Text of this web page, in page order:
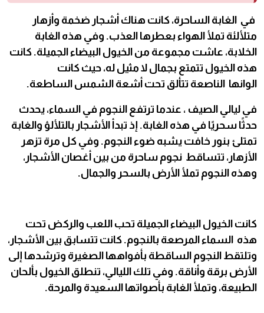
في الغابة الساحرة، كانت هناك أشجار ضخمة وأزهار
متلألئة تملأ الهواء بعطرها العذب. وفي هذه الغابة
الخلابة، عاشت مجموعة من الخيول البيضاء الجميلة. كانت
هذه الخيول تتمتع بجمال لا مثيل له، حيث كانت
الوانها الناصعة تتألق تحت أشعة الشمس الساطعة.
في ليالي الصيف ، عندما ترتفع النجوم في السماء، يحدث
حدثًا سحريًا في هذه الغابة. إذ تبدأ الأشجار بالتلألؤ والغابة
تمتلئ بنور خافت يشبه ضوء النجوم. وفي كل مرة تزهر
الأزهار، تتساقط نجوم ساحرة من بين أغصان الأشجار،
وهذه النجوم تملأ الأرض بالسحر والجمال.
كانت الخيول البيضاء الجميلة تحب اللعب والركض تحت
هذه السماء المرصعة بالنجوم. كانت تتسابق بين الأشجار،
وتلتقط النجوم الساقطة بأفواهها الصغيرة وترشدها إلى
الأرض برقة وأناقة. وفي تلك الليالي، تنطلق الخيول بألحان
الطبيعة، وتملأ الغابة بأصواتها السعيدة والمرحة.